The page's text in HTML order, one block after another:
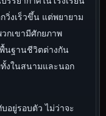
วิ่งเร็วขึ้น แต่พยายาม
กเขามีศักยภาพ
นฐานชีวิตต่างกัน
งในสนามและนอก
อยู่รอบตัว ไม่ว่าจะ